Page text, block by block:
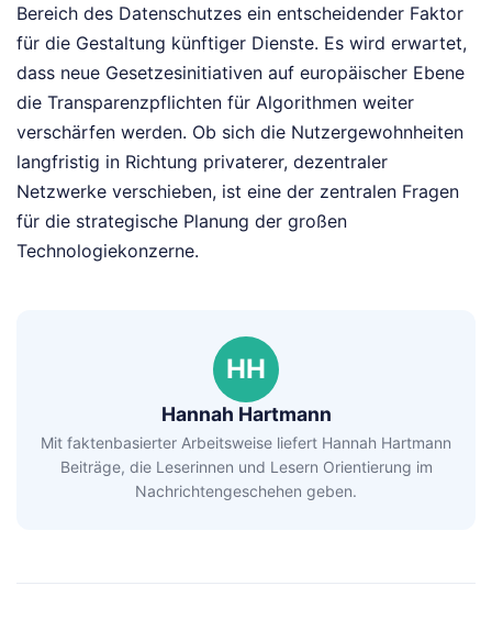
Bereich des Datenschutzes ein entscheidender Faktor
für die Gestaltung künftiger Dienste. Es wird erwartet,
dass neue Gesetzesinitiativen auf europäischer Ebene
die Transparenzpflichten für Algorithmen weiter
verschärfen werden. Ob sich die Nutzergewohnheiten
langfristig in Richtung privaterer, dezentraler
Netzwerke verschieben, ist eine der zentralen Fragen
für die strategische Planung der großen
Technologiekonzerne.
HH
Hannah Hartmann
Mit faktenbasierter Arbeitsweise liefert Hannah Hartmann
Beiträge, die Leserinnen und Lesern Orientierung im
Nachrichtengeschehen geben.